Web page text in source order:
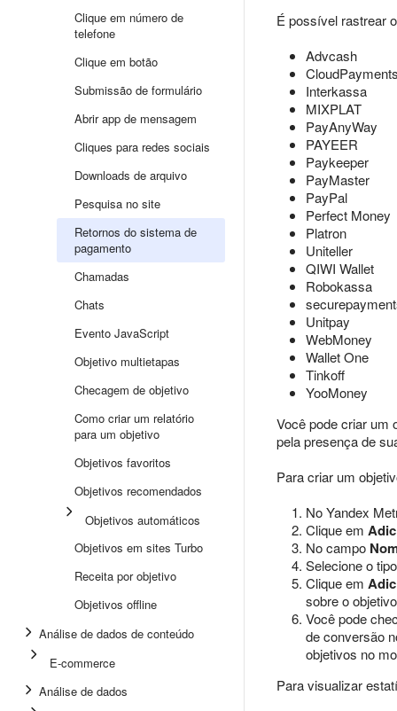
Clique em número de
telefone
Clique em botão
Submissão de formulário
Abrir app de mensagem
Cliques para redes sociais
Downloads de arquivo
Pesquisa no site
Retornos do sistema de
pagamento
Chamadas
Chats
Evento JavaScript
Objetivo multietapas
Checagem de objetivo
Como criar um relatório
para um objetivo
Objetivos favoritos
Objetivos recomendados
Objetivos automáticos
Objetivos em sites Turbo
Receita por objetivo
Objetivos offline
Análise de dados de conteúdo
E-commerce
Análise de dados
É possível rastrear
Advcash
Interkassa
MIXPLAT
PayAnyWay
PAYEER
Paykeeper
PayMaster
PayPal
Perfect Money
Platron
Uniteller
QIWI Wallet
Robokassa
Unitpay
WebMoney
Wallet One
Tinkoff
YooMoney
Você pode criar um
pela presença de
Para criar um
No Yandex
Clique em
No campo
Selecione o
Clique em
sobre o
Você pode
de conversão
objetivos no
Para visualizar